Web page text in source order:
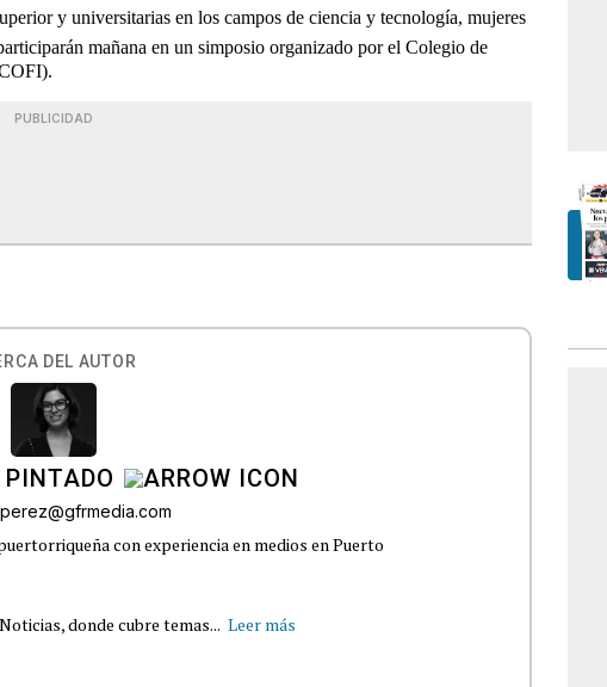
y universitarias en los campos de ciencia y tecnología, mujeres
mañana en un simposio organizado por el Colegio de
PUBLICIDAD
DEL AUTOR
con experiencia en medios en Puerto
donde cubre temas... Leer más